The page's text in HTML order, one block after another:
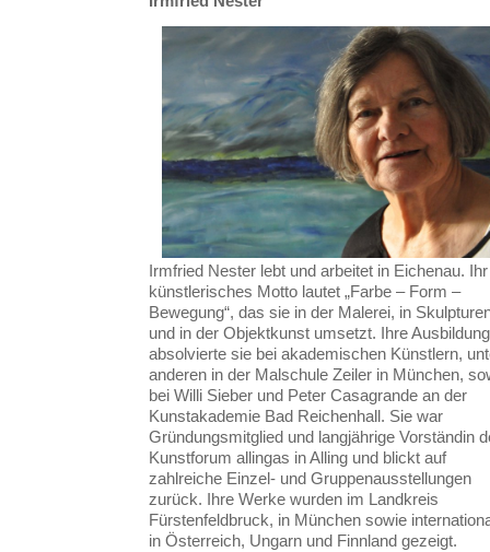
Irmfried Nester lebt und arbeitet in Eichenau. Ihr
künstlerisches Motto lautet „Farbe – Form –
Bewegung“, das sie in der Malerei, in
und in der Objektkunst umsetzt. Ihre Ausbildung
absolvierte sie bei akademischen Künstlern,
anderen in der Malschule Zeiler in München,
bei Willi Sieber und Peter Casagrande an der
Kunstakademie Bad Reichenhall. Sie war
Gründungsmitglied und langjährige Vorständin
Kunstforum allingas in Alling und blickt auf
zahlreiche Einzel- und Gruppenausstellungen
zurück. Ihre Werke wurden im Landkreis
Fürstenfeldbruck, in München sowie
in Österreich, Ungarn und Finnland gezeigt.